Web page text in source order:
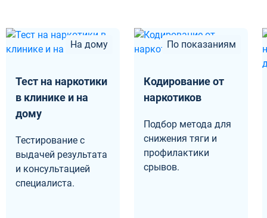
На дому
Тест на наркотики
в клинике и на
дому
Тестирование с
выдачей результата
и консультацией
специалиста.
По показаниям
Кодирование от
наркотиков
Подбор метода для
снижения тяги и
профилактики
срывов.